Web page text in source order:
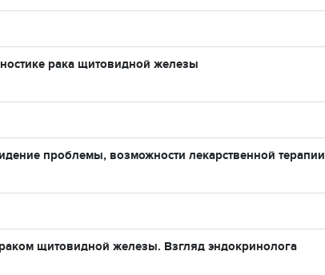
рака щитовидной железы
проблемы, возможности лекарственной терапии
щитовидной железы. Взгляд эндокринолога